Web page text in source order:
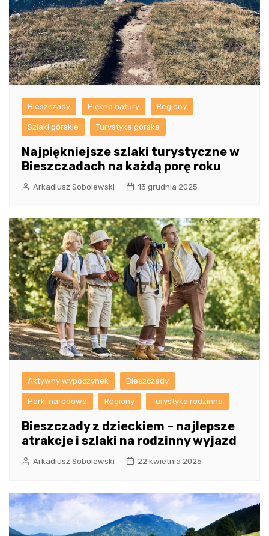
Bieszczady Piękno natury Regiony
Szlaki górskie Turystyka górska
Najpiękniejsze szlaki turystyczne w
Bieszczadach na każdą porę roku
Arkadiusz Sobolewski 13 grudnia 2025
Aktywny wypoczynek Bieszczady
Parki narodowe Regiony Turystyka rodzinna
Bieszczady z dzieckiem – najlepsze
atrakcje i szlaki na rodzinny wyjazd
Arkadiusz Sobolewski 22 kwietnia 2025